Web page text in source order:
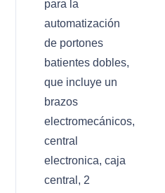
para la
automatización
de portones
batientes dobles,
que incluye un
brazos
electromecánicos,
central
electronica, caja
central, 2